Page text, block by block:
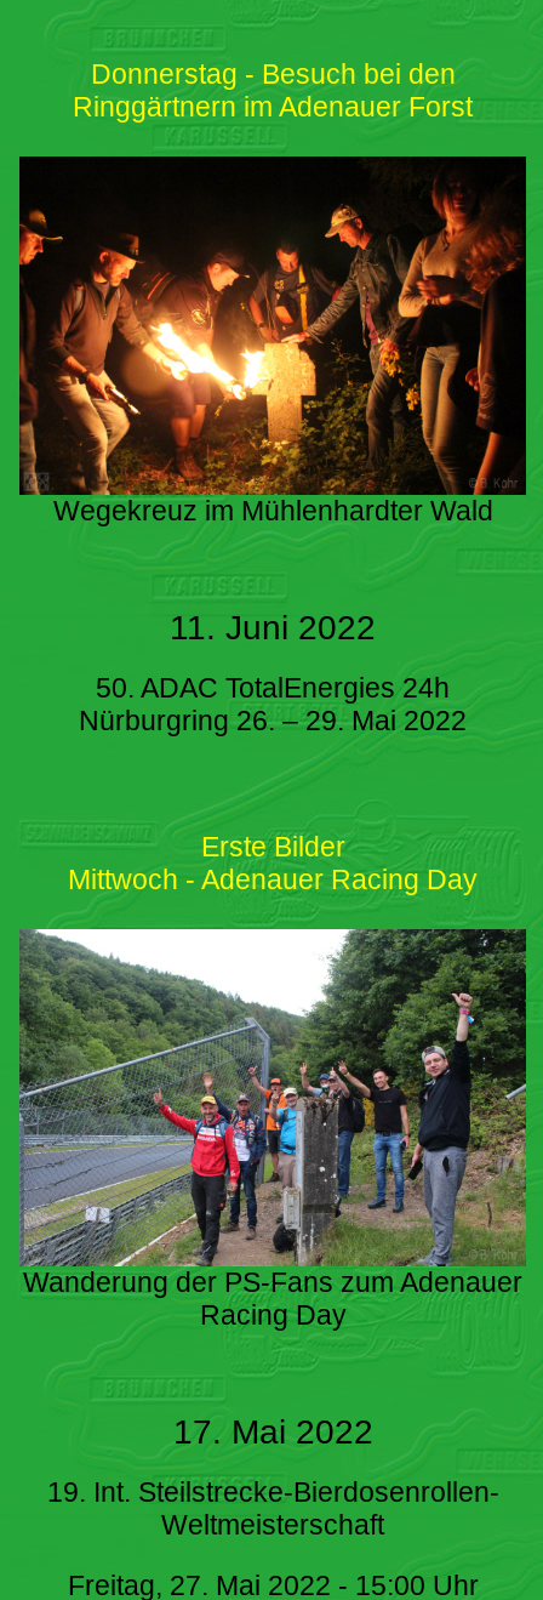
Donnerstag - Besuch bei den
Ringgärtnern im Adenauer Forst
Wegekreuz im Mühlenhardter Wald
11. Juni 2022
50. ADAC TotalEnergies 24h
Nürburgring 26. – 29. Mai 2022
Erste Bilder
Mittwoch - Adenauer Racing Day
Wanderung der PS-Fans zum Adenauer
Racing Day
17. Mai 2022
19. Int. Steilstrecke-Bierdosenrollen-
Weltmeisterschaft
Freitag, 27. Mai 2022 - 15:00 Uhr